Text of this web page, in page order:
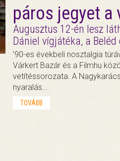
páros jegyet a
Augusztus 12-én lesz
Dániel vígjátéka, a Beléd
’90-es évekbeli nosztalgia
Várkert Bazár és a Filmhu
vetítéssorozata. A
nyaralás…
TOVÁBB